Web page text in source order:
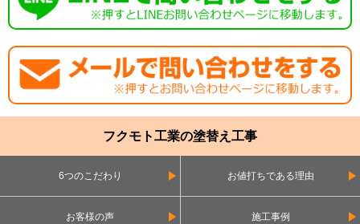
フクモト工業の塗替え工事
6つのこだわり お値打ちである理由
お客様の声 施工事例